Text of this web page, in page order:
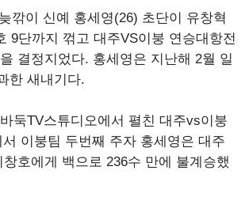
깎이 신예 홍세영(26) 초단이 유창혁
9단까지 꺾고 대주VS이붕 연승대항전
결정지었다. 홍세영은 지난해 2월 일
한 새내기다.
둑TV스튜디오에서 펼친 대주vs이붕
이붕팀 두번째 주자 홍세영은 대주
호에게 백으로 236수 만에 불계승했